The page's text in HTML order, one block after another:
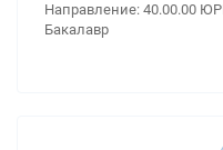
Направление: 40.00.00
Бакалавр